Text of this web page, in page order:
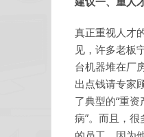
真正重视人才
见，许多老板
台机器堆在厂
出点钱请专家
了典型的“重资
病”。而且，